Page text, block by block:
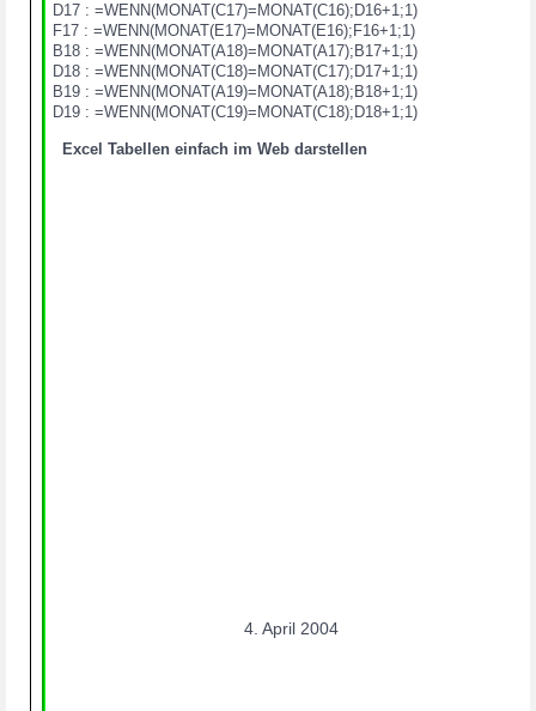
D17 : =WENN(MONAT(C17)=MONAT(C16);D16+1;1)
F17 : =WENN(MONAT(E17)=MONAT(E16);F16+1;1)
B18 : =WENN(MONAT(A18)=MONAT(A17);B17+1;1)
D18 : =WENN(MONAT(C18)=MONAT(C17);D17+1;1)
B19 : =WENN(MONAT(A19)=MONAT(A18);B18+1;1)
D19 : =WENN(MONAT(C19)=MONAT(C18);D18+1;1)
Excel Tabellen einfach im Web darstellen
4. April 2004